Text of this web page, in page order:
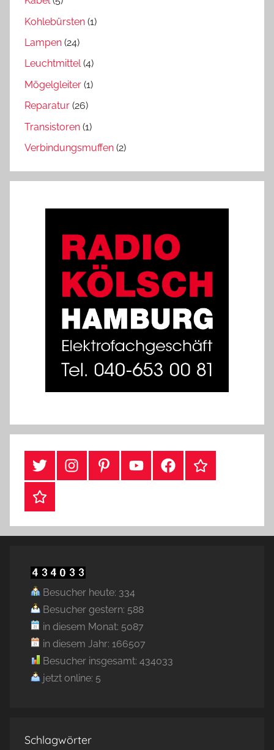
Kohlebürsten (1)
Lampen (24)
Leuchtmittel(4)
Mögelgleiter (1)
Reparatur (26)
Transistoren (1)
Verbindungsmuffen (2)
Twitter InstragramPinterestYouTubeFacebookTikTok
Webshop
Besucher heute: 334
Besucher gestern: 588
in diesem Monat: 5087
in diesem Jahr: 166507
Besucher insgesamt: 434033
jetzt online: 5
Schlagwörter